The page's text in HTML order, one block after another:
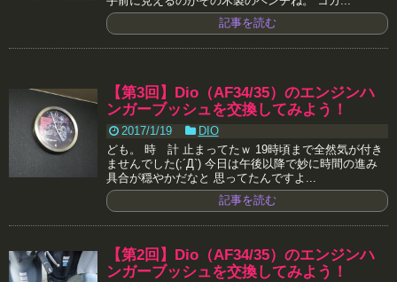
記事を読む
【第3回】Dio（AF34/35）のエンジンハ
ンガーブッシュを交換してみよう！
2017/1/19
DIO
ども。 時 計 止まってたｗ 19時頃まで全然気が付き
ませんでした(;´Д`) 今日は午後以降で妙に時間の進み
具合が穏やかだなと 思ってたんですよ...
記事を読む
【第2回】Dio（AF34/35）のエンジンハ
ンガーブッシュを交換してみよう！